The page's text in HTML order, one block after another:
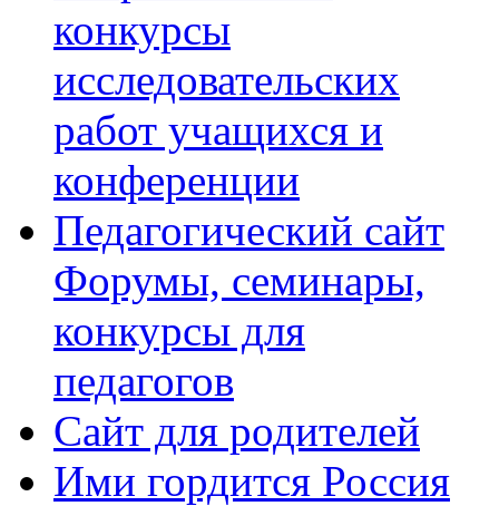
конкурсы
исследовательских
работ учащихся и
конференции
Педагогический сайт
Форумы, семинары,
конкурсы для
педагогов
Сайт для родителей
Ими гордится Россия